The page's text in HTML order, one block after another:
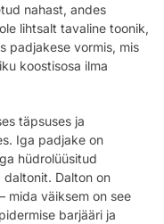
nahast, andes
lihtsalt tavaline toonik,
padjakese vormis, mis
koostisosa ilma
täpsuses ja
Iga padjake on
hüdrolüüsitud
daltonit. Dalton on
mida väiksem on see
barjääri ja